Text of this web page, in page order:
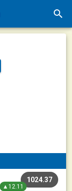
1024.37
▲12.11